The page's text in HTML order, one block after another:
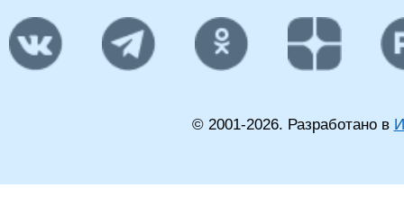
© 2001-2026. Разработано в